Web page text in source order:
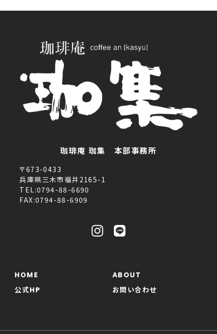
珈琲庵 珈集 本部事務所
〒673-0433
兵庫県三木市福井2165-1
TEL:0794-88-6690
FAX:0794-88-6909
HOME
ABOUT
公式HP
お問い合わせ